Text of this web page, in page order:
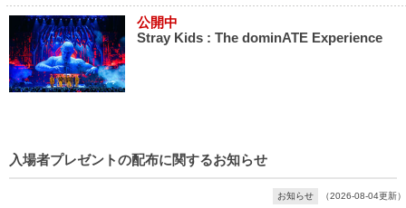
公開中
Stray Kids : The dominATE Experience
入場者プレゼントの配布に関するお知らせ
お知らせ （2026-08-04更新）